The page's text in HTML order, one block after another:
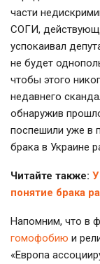
части
СОГИ,
успокаивал
не будет
чтобы этого
недавнего
обнаружив
поспешили уже в
брака в Украине
Читайте также:
понятие брака
Напомним, что в
гомофобию и
«Европа